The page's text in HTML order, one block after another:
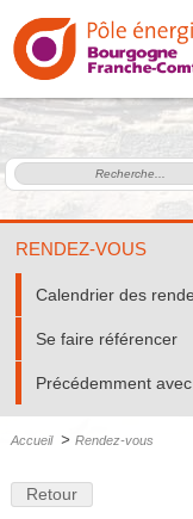
RENDEZ-VOUS
Calendrier des
Se faire référencer
Précédemment
Accueil > Rendez-vous
Retour